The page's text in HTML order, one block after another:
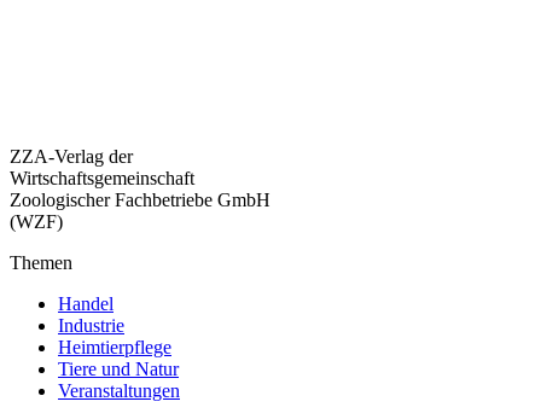
ZZA-Verlag der
Wirtschaftsgemeinschaft
Zoologischer Fachbetriebe GmbH
(WZF)
Themen
Handel
Industrie
Heimtierpflege
Tiere und Natur
Veranstaltungen